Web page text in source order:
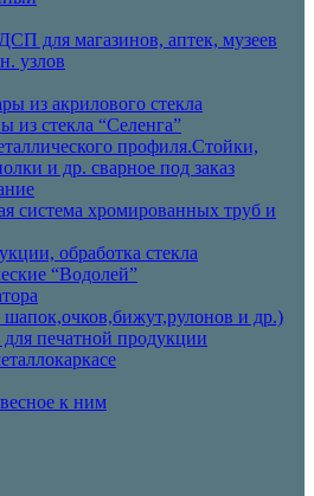
для магазинов, аптек, музеев
узлов
из акрилового стекла
из стекла “Селенга”
профиля.Стойки,
и др. сварное под заказ
система хромированных труб и
обработка стекла
“Водолей”
и др.)
печатной продукции
к ним